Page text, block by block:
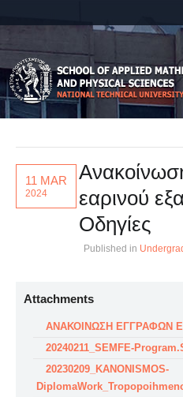
11 MAR
2024
εαρινού
Οδηγίες
Published in
Attachments
ΑΝΑΚΟΙΝΩΣΗ ΕΓΓΡΑΦΩΝ
20240211_SEMFE-
20230209_KANONISMOS-